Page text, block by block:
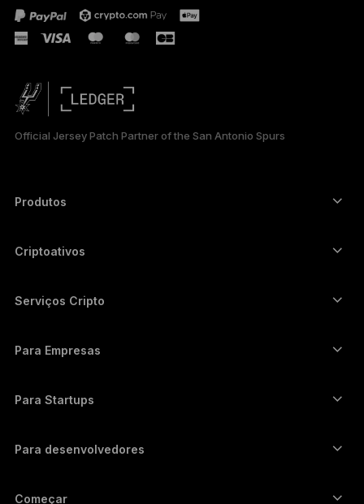
FRANÇAIS
TÜRKÇE
DEUTSCH
ESPAÑOL
简体中文
العربية
Official Jersey Patch Partner of the San Antonio Spurs
Produtos
Hardware Wallet
Ledger Stax
Ledger Nano Classics
Pacotes
Todos os produtos
Criptoativos
Carteira de Ethereum
Carteira de Cardano
Carteira de Monero
Ver todos os ativos
Serviços Cripto
Comprar cripto
Trocar cripto
Para Empresas
Para Startups
Para desenvolvedores
Começar